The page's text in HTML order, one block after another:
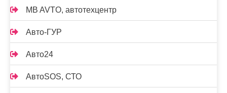
MB AVTO, автотехцентр
Авто-ГУР
Авто24
АвтоSOS, СТО